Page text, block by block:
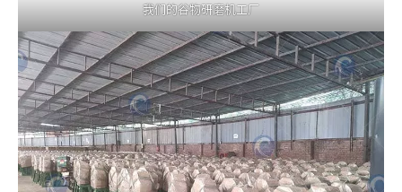
我们的谷物研磨机工厂